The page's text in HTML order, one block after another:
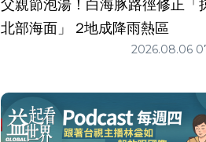
父親節泡湯！白海豚路徑修正「
北部海面」 2地成降雨熱區
2026.08.06